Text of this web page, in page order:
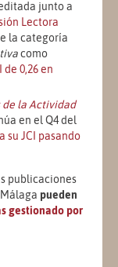
junto a
Lectora
la categoría
como
de 0,26 en
de la Actividad
en el Q4 del
su JCI pasando
publicaciones
pueden
gestionado por